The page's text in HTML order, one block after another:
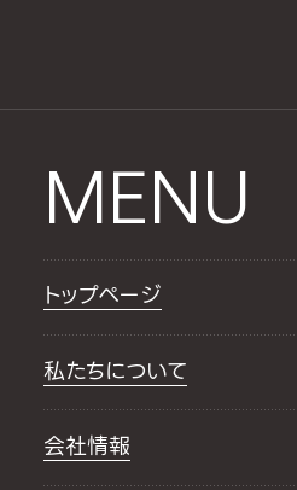
MENU
トップページ
私たちについて
会社情報